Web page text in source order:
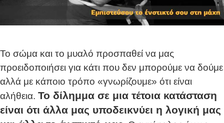
Το σώμα και το μυαλό προσπαθεί να μας
προειδοποιήσει για κάτι που δεν μπορούμε να δούμε
αλλά με κάποιο τρόπο «γνωρίζουμε» ότι είναι
αλήθεια. Το δίλημμα σε μια τέτοια κατάσταση
είναι ότι άλλα μας υποδεικνύει η λογική μας